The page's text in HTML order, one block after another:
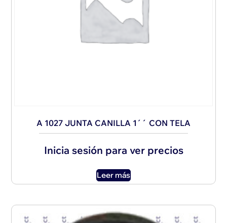
A 1027 JUNTA CANILLA 1´´ CON TELA
Inicia sesión para ver precios
Leer más